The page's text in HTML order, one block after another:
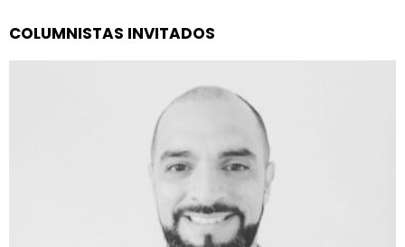
COLUMNISTAS INVITADOS